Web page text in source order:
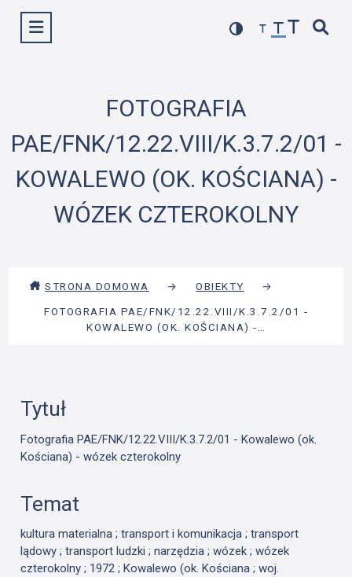
Wyświetl menu
FOTOGRAFIA
PAE/FNK/12.22.VIII/K.3.7.2/01 -
KOWALEWO (OK. KOŚCIANA) -
WÓZEK CZTEROKOLNY
STRONA DOMOWA → OBIEKTY
→
FOTOGRAFIA PAE/FNK/12.22.VIII/K.3.7.2/01 -
KOWALEWO (OK. KOŚCIANA) -…
Tytuł
Fotografia PAE/FNK/12.22.VIII/K.3.7.2/01 - Kowalewo (ok.
Kościana) - wózek czterokolny
Temat
kultura materialna ; transport i komunikacja ; transport
lądowy ; transport ludzki ; narzędzia ; wózek ; wózek
czterokolny ; 1972 ; Kowalewo (ok. Kościana ; woj.